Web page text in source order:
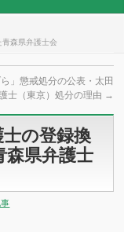
森県弁護士会
ら」懲戒処分の公表・太田
士（東京）処分の理由 →
の登録換
森県弁護士